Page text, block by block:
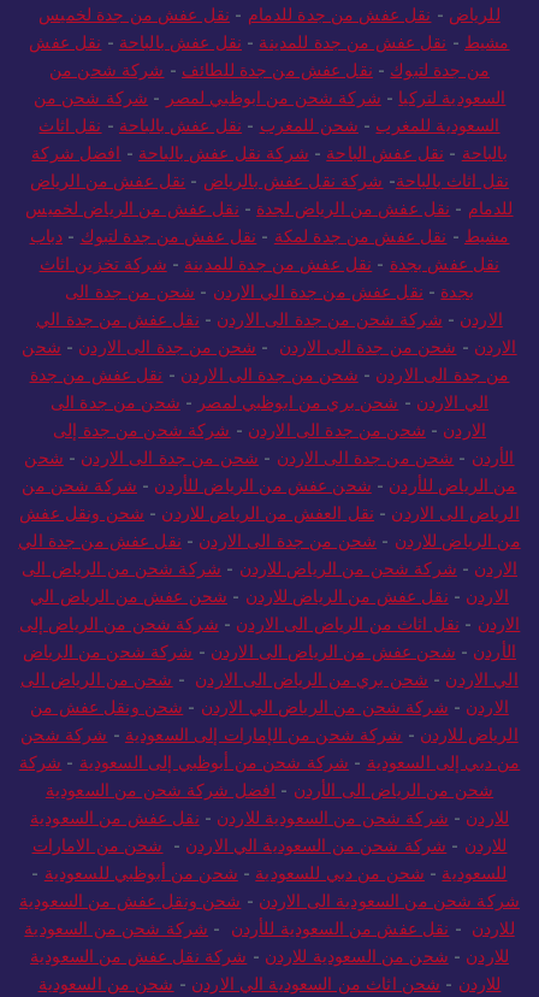
للرياض - نقل عفش من جدة للدمام - نقل عفش من جدة لخميس
مشيط - نقل عفش من جدة للمدينة - نقل عفش بالباحة - نقل عفش
من جدة لتبوك - نقل عفش من جدة للطائف - شركة شحن من
السعودية لتركيا - شركة شحن من ابوظبي لمصر - شركة شحن من
السعودية للمغرب - شحن للمغرب - نقل عفش بالباحة - نقل اثاث
بالباحة - نقل عفش الباحة - شركة نقل عفش بالباحة - افضل شركة
نقل اثاث بالباحة- شركة نقل عفش بالرياض - نقل عفش من الرياض
للدمام - نقل عفش من الرياض لجدة - نقل عفش من الرياض لخميس
مشيط - نقل عفش من جدة لمكة - نقل عفش من جدة لتبوك - دباب
نقل عفش بجدة - نقل عفش من جدة للمدينة - شركة تخزين اثاث
بجدة - نقل عفش من جدة الي الاردن - شحن من جدة الى
الاردن - شركة شحن من جدة الى الاردن - نقل عفش من جدة الي
الاردن - شحن من جدة الى الاردن - شحن من جدة الى الاردن - شحن
من جدة الى الاردن - شحن من جدة الى الاردن - نقل عفش من جدة
الي الاردن - شحن بري من ابوظبي لمصر - شحن من جدة الى
الاردن - شحن من جدة الى الاردن - شركة شحن من جدة إلى
الأردن - شحن من جدة الى الاردن - شحن من جدة الى الاردن - شحن
من الرياض للأردن - شحن عفش من الرياض للأردن - شركة شحن من
الرياض الى الاردن - نقل العفش من الرياض للاردن - شحن ونقل عفش
من الرياض للاردن - شحن من جدة الى الاردن - نقل عفش من جدة الي
الاردن - شركة شحن من الرياض للاردن - شركة شحن من الرياض الى
الاردن - نقل عفش من الرياض للاردن - شحن عفش من الرياض الي
الاردن - نقل اثاث من الرياض الى الاردن - شركة شحن من الرياض إلى
الأردن - شحن عفش من الرياض الى الاردن - شركة شحن من الرياض
الي الاردن - شحن بري من الرياض الى الاردن - شحن من الرياض الى
الاردن - شركة شحن من الرياض الي الاردن - شحن ونقل عفش من
الرياض للاردن - شركة شحن من الإمارات إلى السعودية - شركة شحن
من دبي إلى السعودية - شركة شحن من أبوظبي إلى السعودية - شركة
شحن من الرياض الى الأردن - افضل شركة شحن من السعودية
للاردن - شركة شحن من السعودية للاردن - نقل عفش من السعودية
للاردن - شركة شحن من السعودية الي الاردن - شحن من الامارات
للسعودية - شحن من دبي للسعودية - شحن من أبوظبي للسعودية -
شركة شحن من السعودية الى الاردن - شحن ونقل عفش من السعودية
للاردن - نقل عفش من السعودية للأردن - شركة شحن من السعودية
للاردن - شحن من السعودية للاردن - شركة نقل عفش من السعودية
للاردن - شحن اثاث من السعودية الي الاردن - شحن من السعودية